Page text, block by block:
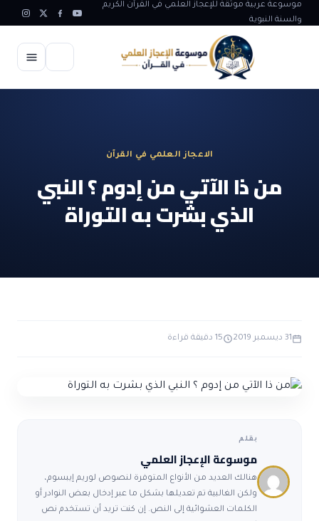
موسوعة عربية موثقة للإعجاز العلمي في القرآن الكريم
والسنة النبوية
الاعجاز الغيبي في القرآن
الاعجاز في علوم الفلك والفضاء
الاعجاز البياني و اللغوي في القرآن
الاعجاز التشريعي في القرآن
آيات الله في جسم الانسان
آيات الله في خلق الحيوان
حول القراّن
تواصل معنا
الاعجاز العلمي في القرآن
من ذا الآتي من إدوم ؟ النبي
الذي بشرت به التوراة
31 ديسمبر 2019 15 دقيقة قراءة
بقلم
موسوعة الإعجاز العلمي
هنالك العديد من الأنواع المتوفرة لنصوص لوريم إيبسوم،
ولكن الغالبية تم تعديلها بشكل ما عبر إدخال بعض النوادر أو
الكلمات العشوائية إلى النص. إن كنت تريد أن تستخدم نص